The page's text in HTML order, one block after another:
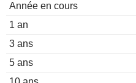
Année en cours
1 an
3 ans
5 ans